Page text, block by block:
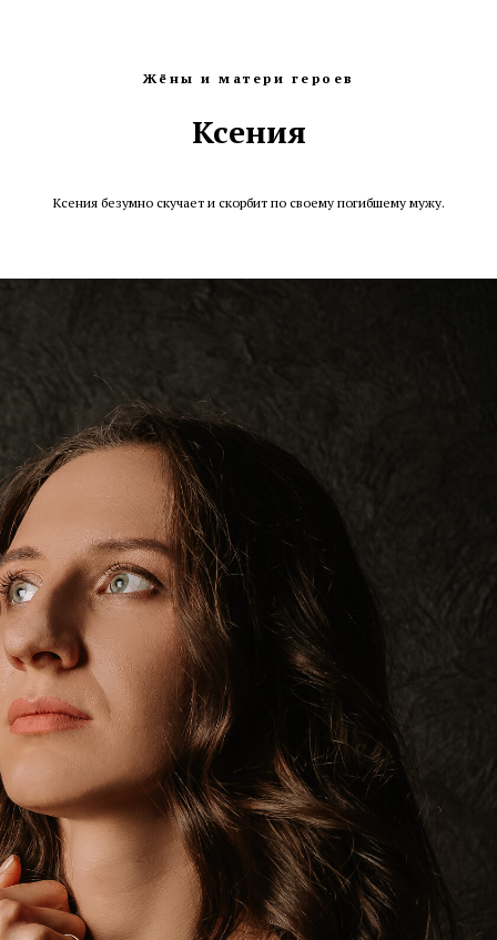
Жёны и матери героев
Ксения
Ксения безумно скучает и скорбит по своему погибшему мужу.